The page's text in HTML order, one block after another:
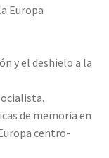
Europa
y el deshielo a la
de memoria en
centro-